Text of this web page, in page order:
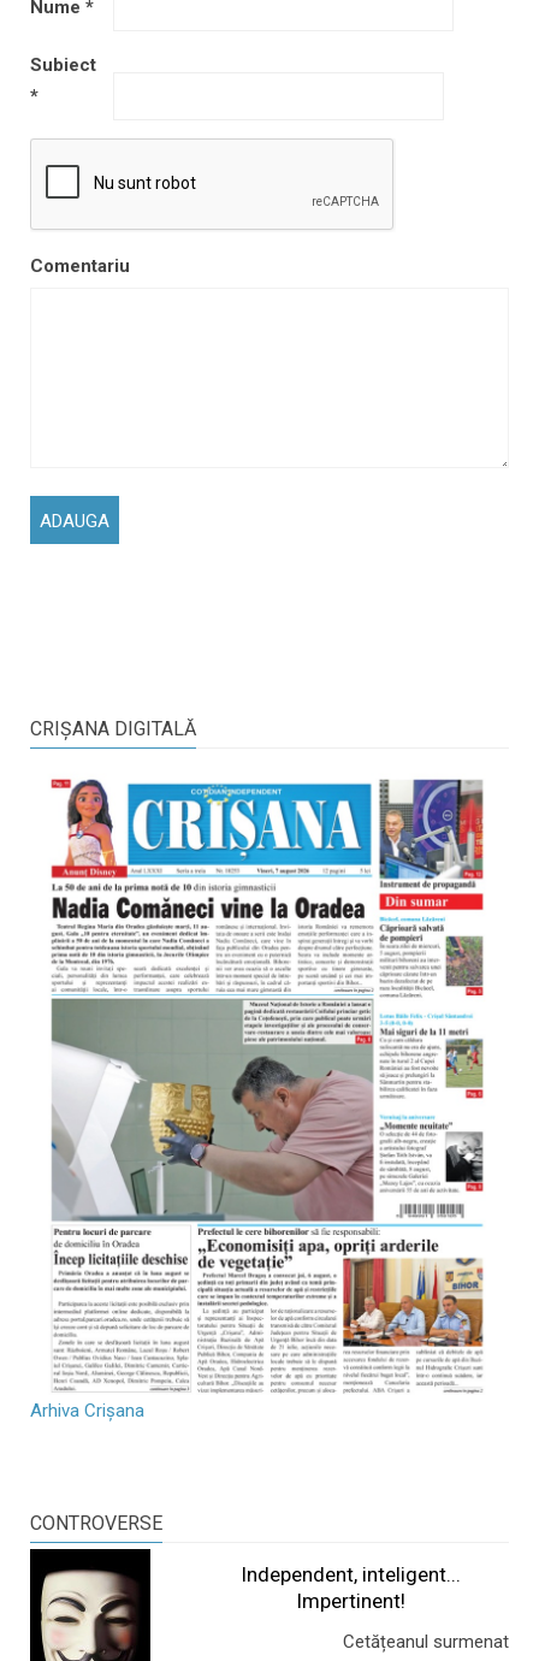
Nume *
Subiect
*
Comentariu
CRIŞANA DIGITALĂ
Arhiva Crișana
CONTROVERSE
Independent, inteligent...
Impertinent!
Cetățeanul surmenat